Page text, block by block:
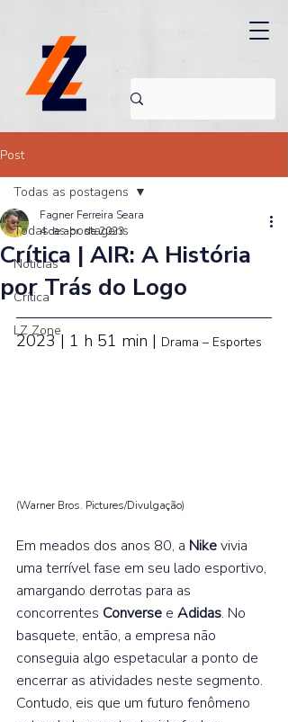
Post
Todas as postagens
Noticias
Crítica
LZ Zone
Todas as postagens
Crítica | AIR: A História
por Trás do Logo
Fagner Ferreira Seara
4 de abr. de 2023
2023 | 1 h 51 min | Drama – Esportes
(Warner Bros. Pictures/Divulgação)
Em meados dos anos 80, a Nike vivia
uma terrível fase em seu lado esportivo,
amargando derrotas para as
concorrentes Converse e Adidas. No
basquete, então, a empresa não
conseguia algo espetacular a ponto de
encerrar as atividades neste segmento.
Contudo, eis que um futuro fenômeno